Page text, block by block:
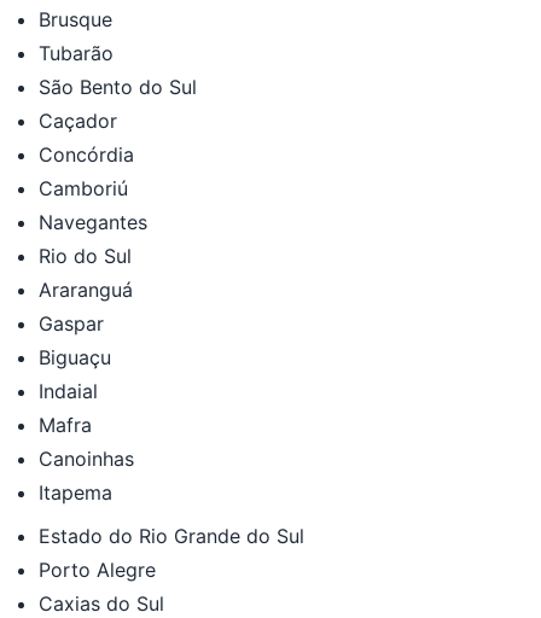
Brusque
Tubarão
São Bento do Sul
Caçador
Concórdia
Camboriú
Navegantes
Rio do Sul
Araranguá
Gaspar
Biguaçu
Indaial
Mafra
Canoinhas
Itapema
Estado do Rio Grande do Sul
Porto Alegre
Caxias do Sul